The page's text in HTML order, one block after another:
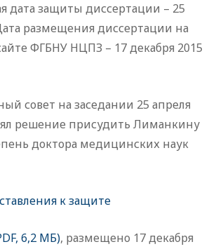
дата защиты диссертации – 25
размещения диссертации на
ФГБНУ НЦПЗ – 17 декабря 2015
совет на заседании 25 апреля
решение присудить Лиманкину
доктора медицинских наук
к защите
6,2 МБ), размещено 17 декабря